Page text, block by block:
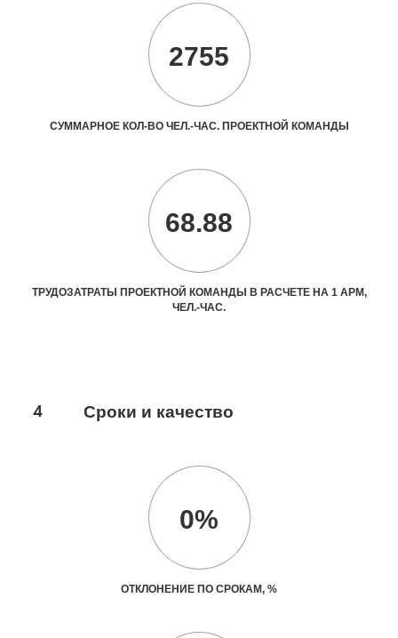
2755
СУММАРНОЕ КОЛ-ВО ЧЕЛ.-ЧАС. ПРОЕКТНОЙ КОМАНДЫ
68.88
ТРУДОЗАТРАТЫ ПРОЕКТНОЙ КОМАНДЫ В РАСЧЕТЕ НА 1 АРМ,
ЧЕЛ.-ЧАС.
4 Сроки и качество
0%
ОТКЛОНЕНИЕ ПО СРОКАМ, %